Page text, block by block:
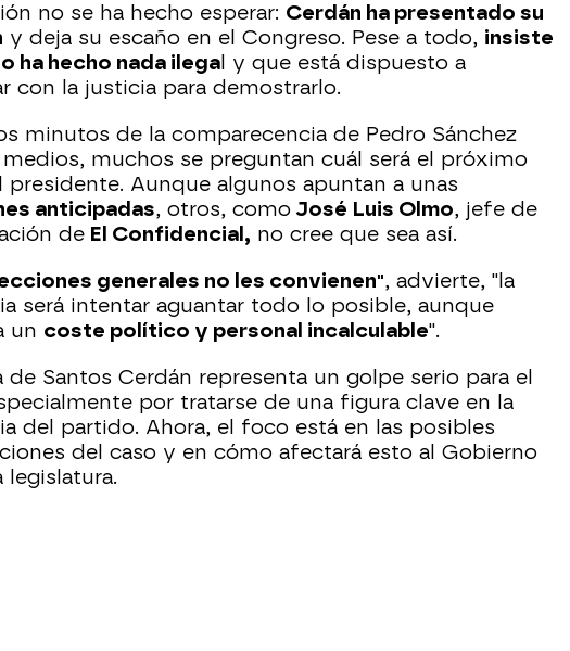
no se ha hecho esperar: Cerdán ha presentado su
y deja su escaño en el Congreso. Pese a todo, insiste
ha hecho nada ilega l y que está dispuesto a
con la justicia para demostrarlo.
minutos de la comparecencia de Pedro Sánchez
muchos se preguntan cuál será el próximo
presidente. Aunque algunos apuntan a unas
anticipadas, otros, como José Luis Olmo, jefe de
de El Confidencial, no cree que sea así.
generales no les convienen", advierte, "la
será intentar aguantar todo lo posible, aunque
un coste político y personal incalculable".
de Santos Cerdán representa un golpe serio para el
por tratarse de una figura clave en la
del partido. Ahora, el foco está en las posibles
del caso y en cómo afectará esto al Gobierno
legislatura.